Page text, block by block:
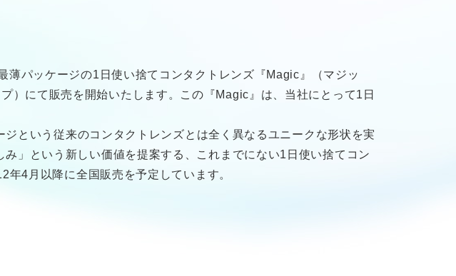
パッケージの1日使い捨てコンタクトレンズ『Magic』（マジッ
）にて販売を開始いたします。この『Magic』は、当社にとって1日
という従来のコンタクトレンズとは全く異なるユニークな形状を実
」という新しい価値を提案する、これまでにない1日使い捨てコン
4月以降に全国販売を予定しています。